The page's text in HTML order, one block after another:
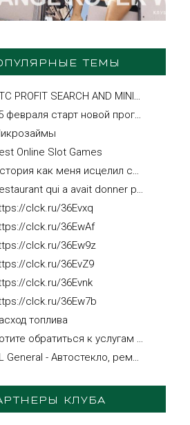
ТЕМЫ
Online Slot Games
clck.ru/36Evxq
clck.ru/36EwAf
clck.ru/36Ew9z
clck.ru/36EvZ9
clck.ru/36Evnk
clck.ru/36Ew7b
топлива
КЛУБА